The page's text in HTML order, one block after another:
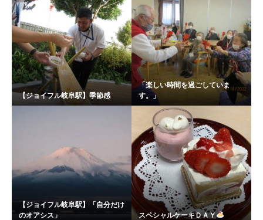
【ジョイフル岐阜駅】季節感
「楽しい時間を過ごしていま
す。」
【ジョイフル岐阜駅】「自分だけ
のオアシス」
スペシャルケーキＤＡＹ